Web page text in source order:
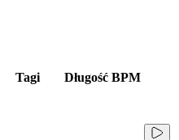
Tagi Długość BPM